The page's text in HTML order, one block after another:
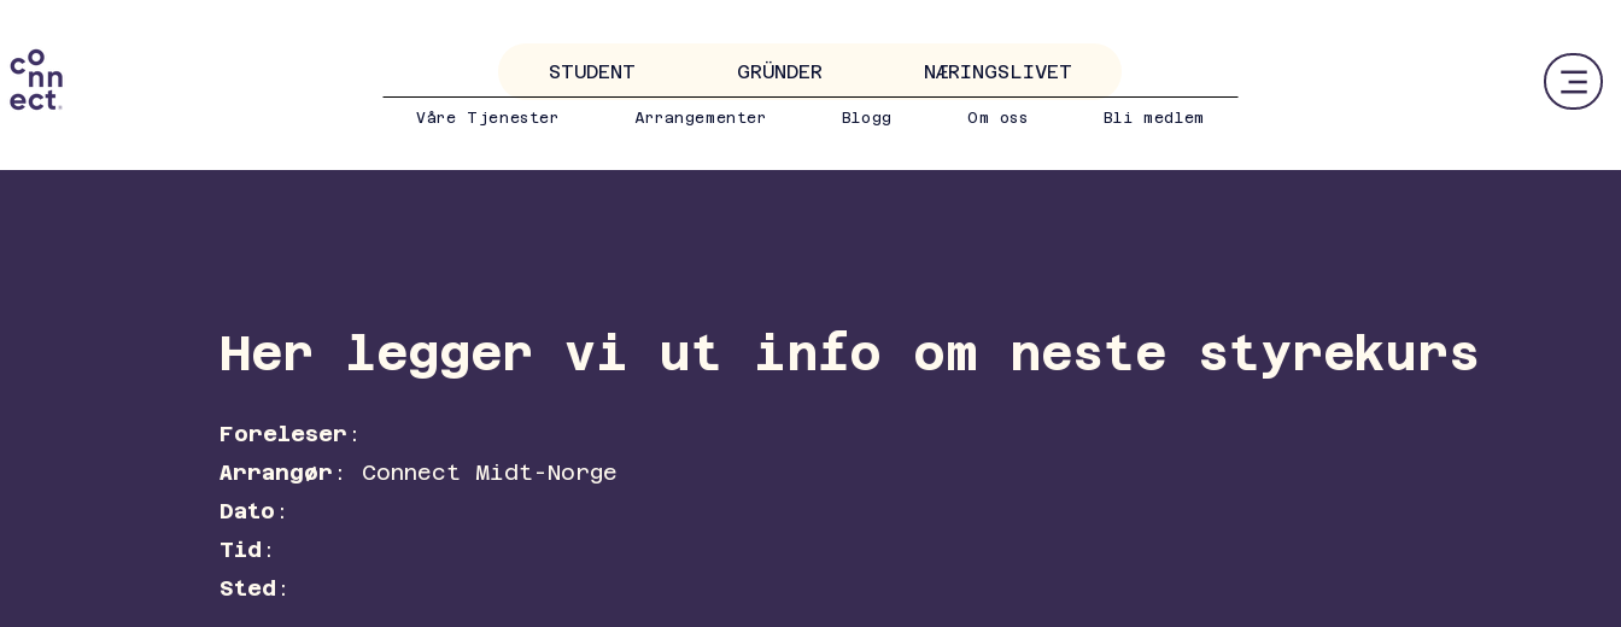
STUDENT GRÜNDER NÆRINGSLIVET
Våre Tjenester Arrangementer Blogg Om oss Bli medlem
Her legger vi ut info om neste styrekurs
Foreleser :
Arrangør : Connect Midt-Norge
Dato :
Tid :
Sted :